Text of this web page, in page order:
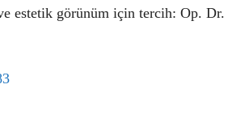
estetik görünüm için tercih: Op. Dr.